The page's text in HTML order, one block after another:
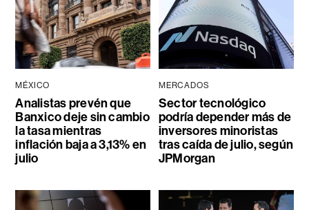
MÉXICO
Analistas prevén que
Banxico deje sin cambio
la tasa mientras
inflación baja a 3,13% en
julio
MERCADOS
Sector tecnológico
podría depender más de
inversores minoristas
tras caída de julio, según
JPMorgan